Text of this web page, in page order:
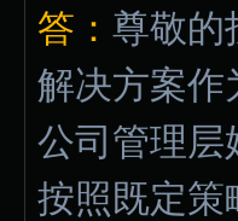
答： 尊敬的
解决方案作
公司管理层
按照既定策